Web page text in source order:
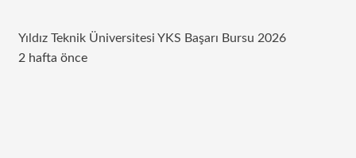
Yıldız Teknik Üniversitesi YKS Başarı Bursu 2026
2 hafta önce